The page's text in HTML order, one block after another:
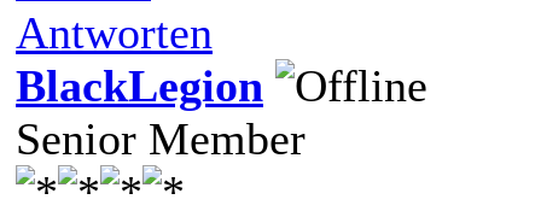
Antworten
BlackLegion
Senior Member